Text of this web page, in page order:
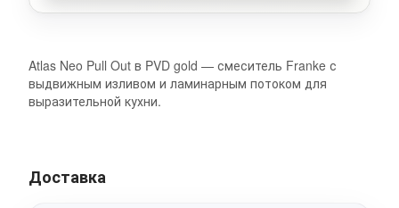
Atlas Neo Pull Out в PVD gold — смеситель Franke с
выдвижным изливом и ламинарным потоком для
выразительной кухни.
Доставка